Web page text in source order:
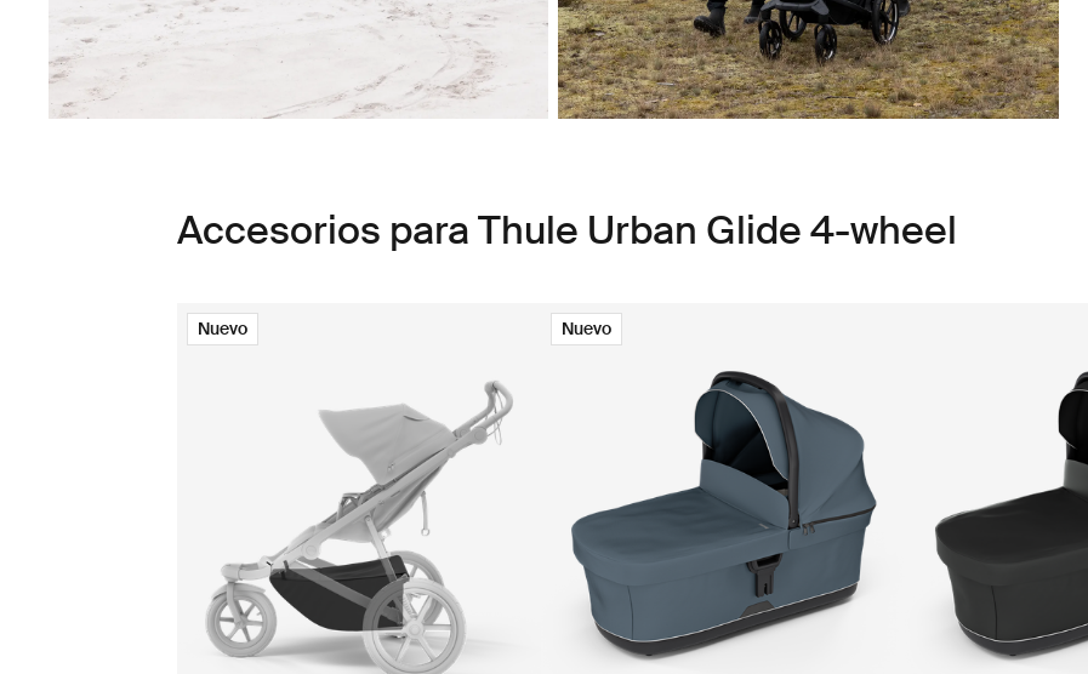
Accesorios para Thule Urban Glide 4-wheel
Nuevo Nuevo